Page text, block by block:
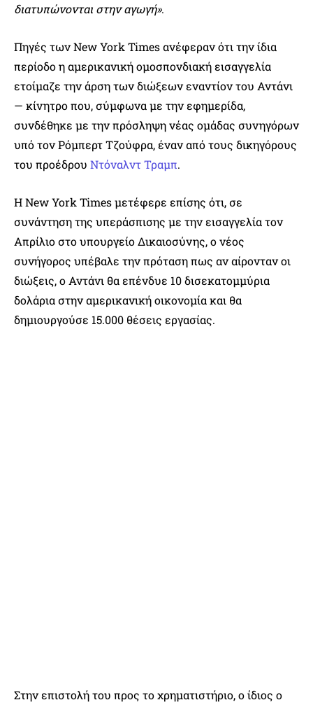
διατυπώνονται στην αγωγή».
Πηγές των New York Times ανέφεραν ότι την ίδια
περίοδο η αμερικανική ομοσπονδιακή εισαγγελία
ετοίμαζε την άρση των διώξεων εναντίον του Αντάνι
— κίνητρο που, σύμφωνα με την εφημερίδα,
συνδέθηκε με την πρόσληψη νέας ομάδας συνηγόρων
υπό τον Ρόμπερτ Τζούφρα, έναν από τους δικηγόρους
του προέδρου Ντόναλντ Τραμπ.
Η New York Times μετέφερε επίσης ότι, σε
συνάντηση της υπεράσπισης με την εισαγγελία τον
Απρίλιο στο υπουργείο Δικαιοσύνης, ο νέος
συνήγορος υπέβαλε την πρόταση πως αν αίρονταν οι
διώξεις, ο Αντάνι θα επένδυε 10 δισεκατομμύρια
δολάρια στην αμερικανική οικονομία και θα
δημιουργούσε 15.000 θέσεις εργασίας.
Στην επιστολή του προς το χρηματιστήριο, ο ίδιος ο